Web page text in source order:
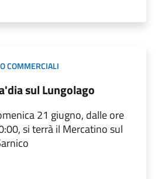
COMMERCIALI
sul Lungolago
21 giugno, dalle ore
si terrà il Mercatino sul